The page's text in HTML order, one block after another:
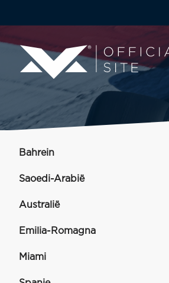
Bahrein
Saoedi-Arabië
Australië
Emilia-Romagna
Miami